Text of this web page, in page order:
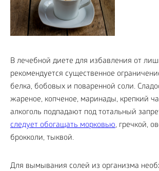
В лечебной диете для избавления от
рекомендуется существенное
белка, бобовых и поваренной соли.
жареное, копченое, маринады, крепкий
алкоголь подпадают под тотальный
следует обогащать морковью, гречкой,
брокколи, тыквой.
Для вымывания солей из организма